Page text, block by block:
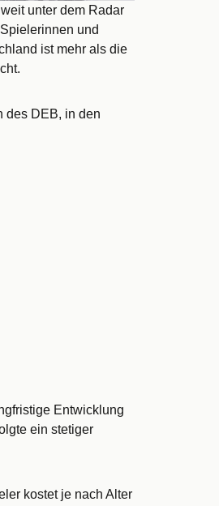
unter dem Radar
und
ist mehr als die
des DEB, in den
Entwicklung
ein stetiger
kostet je nach Alter